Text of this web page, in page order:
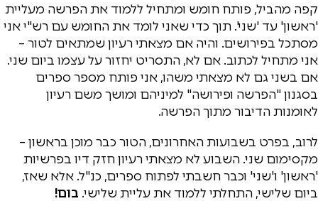
קפה מהביל, פותח חומש ומתחיל ללמוד את הפרשה מעליית
'ראשון' עד 'שני'. תוך כדי שאני לומד את החומש עם רש"י אני
מסתכל בפירושים. והיה אם מצאתי רעיון שמתאים לטור –
אני מתחיל לכתוב. אם לא, התסריט יחזור על עצמו ביום שני.
אם בשני גם לא מצאתי משהו, אני פותח מספר ספרים
בסגנון "הפרשה ופירושה" למיניהם ומושך משם רעיון
לאומנות הדיבור מתוך הפרשה.
לרוב, בפרט בשבועות האחרונים, הטור כבר מוכן בראשון –
מקסימום שני. השבוע לא מצאתי רעיון חזק דיו בפרשיות
'ראשון' ו'שני' וכבר חשבתי לפתוח ספרים, כנ"ל. אלא שאז,
ביום שלישי, התחלתי ללמוד את עליית שלישי. בום!